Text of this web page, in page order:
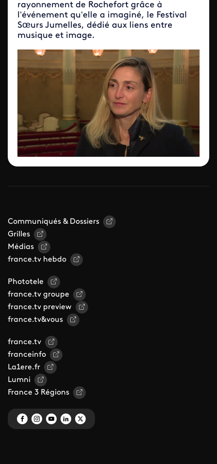
rayonnement de Rochefort grâce à
l’événement qu’elle a imaginé, le Festival
Sœurs Jumelles, dédié aux liens entre
musique et image.
Communiqués & Dossiers
Grilles
Médias
france.tv hebdo
Phototele
france.tv groupe
france.tv preview
france.tv&vous
france.tv
franceinfo
La1ere.fr
Lumni
France 3 Régions